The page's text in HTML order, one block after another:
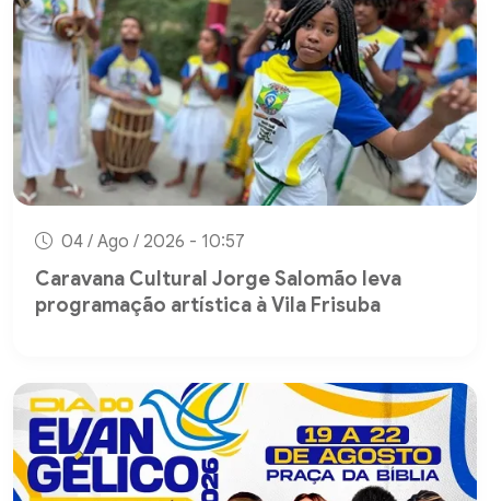
04 / Ago / 2026 - 10:57
Caravana Cultural Jorge Salomão leva
programação artística à Vila Frisuba